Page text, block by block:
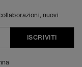
nuovi
ISCRIVITI